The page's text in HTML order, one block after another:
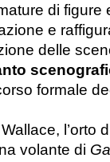
di figure
e
delle
formale
l’orto
volante di